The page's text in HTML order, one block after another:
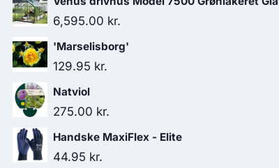
6,595.00 kr.
'Marselisborg'
129.95 kr.
Natviol
275.00 kr.
Handske MaxiFlex - Elite
44.95 kr.